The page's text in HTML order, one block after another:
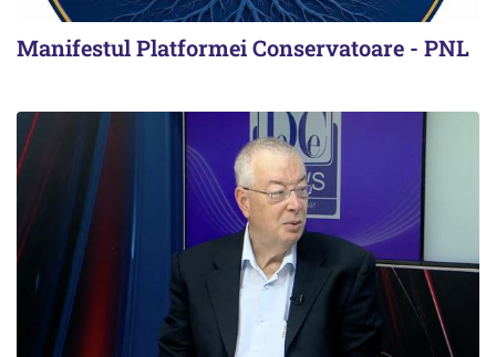
Manifestul Platformei Conservatoare - PNL